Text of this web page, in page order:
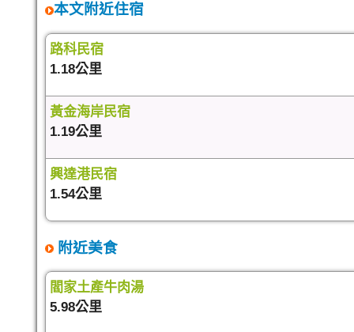
本文附近住宿
路科民宿
1.18公里
黃金海岸民宿
1.19公里
興達港民宿
1.54公里
附近美食
閻家土產牛肉湯
5.98公里